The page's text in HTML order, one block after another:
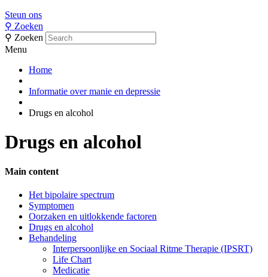
Steun ons
⚲ Zoeken
⚲ Zoeken
Menu
Home
Informatie over manie en depressie
Drugs en alcohol
Drugs en alcohol
Main content
Side
Navigation
Het bipolaire spectrum
Symptomen
Oorzaken en uitlokkende factoren
Drugs en alcohol
Behandeling
Interpersoonlijke en Sociaal Ritme Therapie (IPSRT)
Life Chart
Medicatie